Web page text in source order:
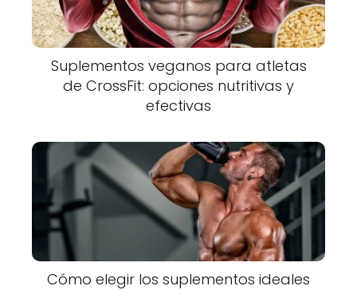
Suplementos veganos para atletas
de CrossFit: opciones nutritivas y
efectivas
Cómo elegir los suplementos ideales